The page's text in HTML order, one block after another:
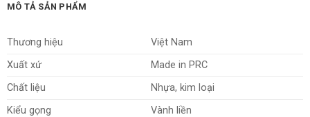
MÔ TẢ SẢN PHẨM
Thương hiệu
Việt Nam
Xuất xứ
Made in PRC
Chất liệu
Nhựa, kim loại
Kiểu gọng
Vành liền